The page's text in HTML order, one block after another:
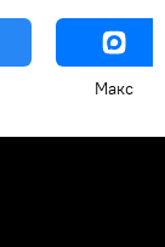
Макс